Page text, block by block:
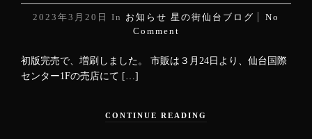
2023年3月20日 In お知らせ 星の街仙台ブログ
No
Comment
初版完売で、増刷しました。 市販は３月24日より、仙台国際
センター1Fの売店にて […]
CONTINUE READING